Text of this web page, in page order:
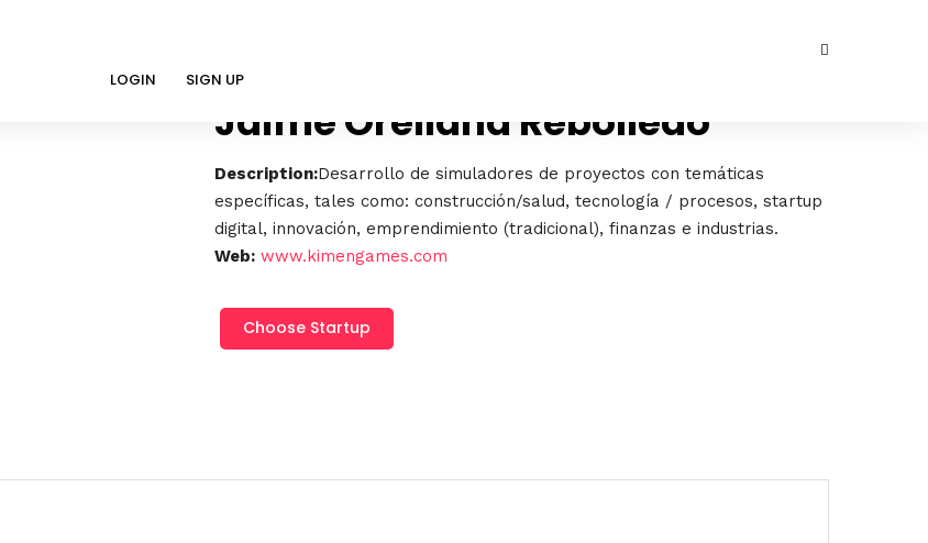
LOGIN SIGN UP
Jaime Orellana Rebolledo
Description:Desarrollo de simuladores de proyectos con temáticas
específicas, tales como: construcción/salud, tecnología / procesos, startup
digital, innovación, emprendimiento (tradicional), finanzas e industrias.
Web: www.kimengames.com
Jaime
Orellana
Choose Startup